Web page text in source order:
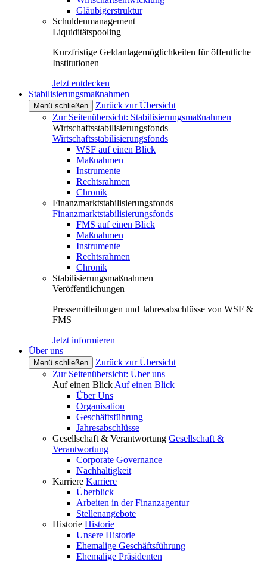
Gläubigerstruktur
Schuldenmanagement
Liquiditätspooling
Kurzfristige Geldanlagemöglichkeiten für öffentliche
Institutionen
Jetzt entdecken
Stabilisierungsmaßnahmen
Menü schließen
Zurück zur Übersicht
Zur Seitenübersicht: Stabilisierungsmaßnahmen
Wirtschaftsstabilisierungsfonds
Wirtschaftsstabilisierungsfonds
WSF auf einen Blick
Maßnahmen
Instrumente
Rechtsrahmen
Chronik
Finanzmarktstabilisierungsfonds
Finanzmarktstabilisierungsfonds
FMS auf einen Blick
Maßnahmen
Instrumente
Rechtsrahmen
Chronik
Stabilisierungsmaßnahmen
Veröffentlichungen
Pressemitteilungen und Jahresabschlüsse von WSF &
FMS
Jetzt informieren
Über uns
Menü schließen
Zurück zur Übersicht
Zur Seitenübersicht: Über uns
Auf einen Blick Auf einen Blick
Über Uns
Organisation
Geschäftsführung
Jahresabschlüsse
Gesellschaft & Verantwortung Gesellschaft &
Verantwortung
Corporate Governance
Nachhaltigkeit
Karriere Karriere
Überblick
Arbeiten in der Finanzagentur
Stellenangebote
Historie Historie
Unsere Historie
Ehemalige Geschäftsführung
Ehemalige Präsidenten